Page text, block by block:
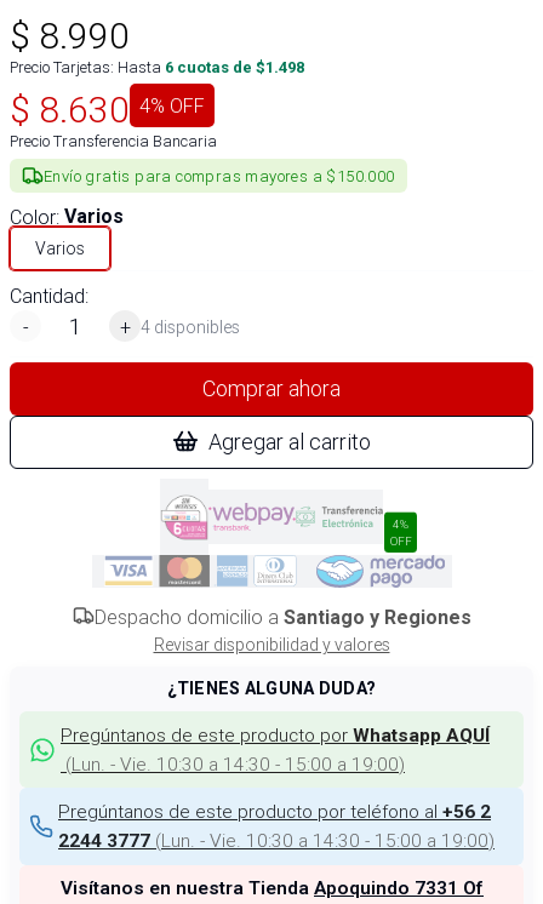
$ 8.990
Precio Tarjetas: Hasta 6 cuotas de $1.498
$ 8.630 4% OFF
Precio Transferencia Bancaria
Envío gratis para compras mayores a $150.000
Color: Varios
Varios
Cantidad:
-
+ 4 disponibles
Comprar ahora
Agregar al carrito
4%
OFF
Despacho domicilio a Santiago y Regiones
Revisar disponibilidad y valores
¿TIENES ALGUNA DUDA?
Pregúntanos de este producto por Whatsapp AQUÍ
(Lun. - Vie. 10:30 a 14:30 - 15:00 a 19:00)
Pregúntanos de este producto por teléfono al +56 2
2244 3777 (Lun. - Vie. 10:30 a 14:30 - 15:00 a 19:00)
Visítanos en nuestra Tienda Apoquindo 7331 Of